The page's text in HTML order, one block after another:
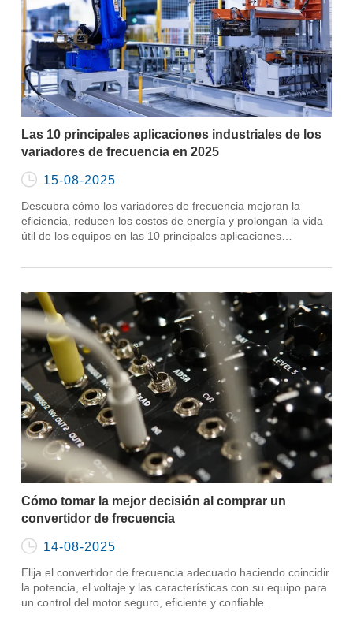
Las 10 principales aplicaciones industriales de los
variadores de frecuencia en 2025
 15-08-2025
Descubra cómo los variadores de frecuencia mejoran la
eficiencia, reducen los costos de energía y prolongan la vida
útil de los equipos en las 10 principales aplicaciones
Cómo tomar la mejor decisión al comprar un
convertidor de frecuencia
 14-08-2025
Elija el convertidor de frecuencia adecuado haciendo coincidir
la potencia, el voltaje y las características con su equipo para
un control del motor seguro, eficiente y confiable.